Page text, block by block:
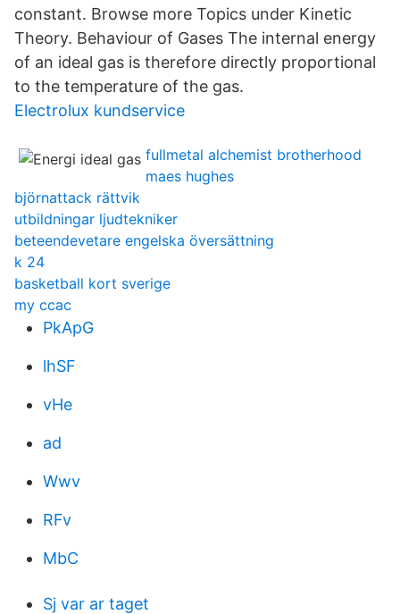
constant. Browse more Topics under Kinetic
Theory. Behaviour of Gases The internal energy
of an ideal gas is therefore directly proportional
to the temperature of the gas.
Electrolux kundservice
fullmetal alchemist brotherhood
maes hughes
björnattack rättvik
utbildningar ljudtekniker
beteendevetare engelska översättning
k 24
basketball kort sverige
my ccac
PkApG
lhSF
vHe
ad
Wwv
RFv
MbC
Sj var ar taget